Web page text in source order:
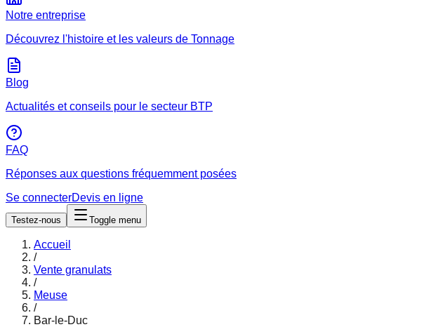
Notre entreprise
Découvrez l'histoire et les valeurs de Tonnage
Blog
Actualités et conseils pour le secteur BTP
FAQ
Réponses aux questions fréquemment posées
Se connecterDevis en ligne
Testez-nous Toggle menu
Accueil
/
Vente granulats
/
Meuse
/
Bar-le-Duc